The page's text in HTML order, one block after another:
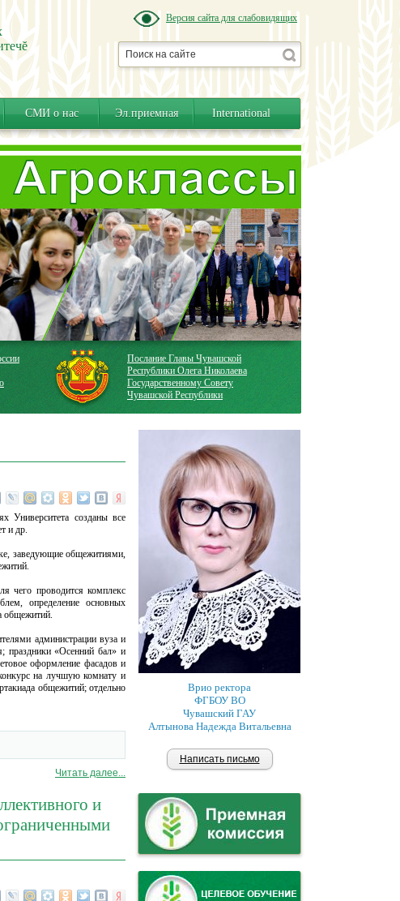
Версия сайта для слабовидящих
СМИ о нас Эл.приемная International
Послание Главы Чувашской
Республики Олега Николаева
Государственному Совету
Чувашской Республики
Университета созданы все
и др.
заведующие общежитиями,
чего проводится комплекс
определение основных
общежитий.
администрации вуза и
праздники «Осенний бал» и
оформление фасадов и
на лучшую комнату и
общежитий; отдельно
Читать далее...
и
Врио ректора
ФГБОУ ВО
Чувашский ГАУ
Алтынова Надежда Витальевна
Написать письмо